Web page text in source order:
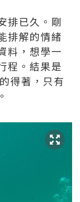
排已久。剛
排解的情緒
料，想學一
程。結果是
得著，只有